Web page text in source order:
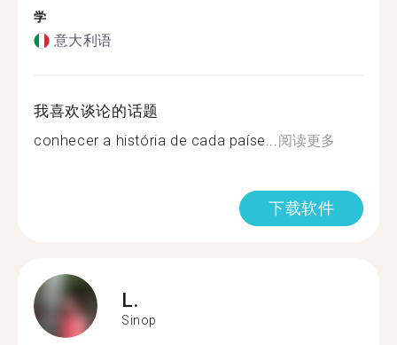
学
意大利语
我喜欢谈论的话题
conhecer a história de cada paíse...阅读更多
下载软件
L.
Sinop